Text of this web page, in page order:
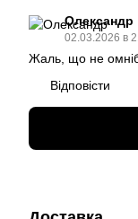
Олександр
02.03.2026 в
Жаль, що не
Відповісти